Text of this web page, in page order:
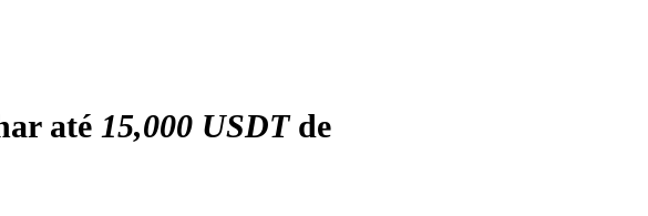
até 15,000 USDTde